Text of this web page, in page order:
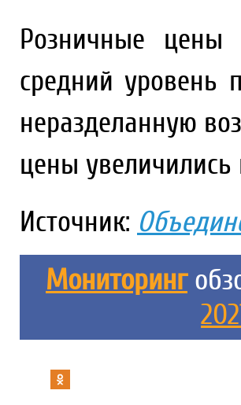
Розничные
средний уровень
неразделанную
цены увеличились
Источник:
Мониторинг